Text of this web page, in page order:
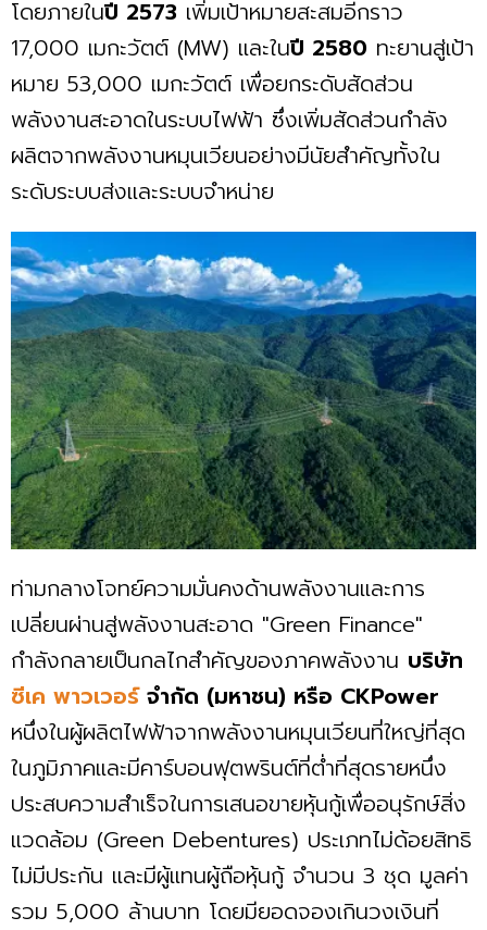
โดยภายในปี 2573 เพิ่มเป้าหมายสะสมอีกราว
17,000 เมกะวัตต์ (MW) และในปี 2580 ทะยานสู่เป้า
หมาย 53,000 เมกะวัตต์ เพื่อยกระดับสัดส่วน
พลังงานสะอาดในระบบไฟฟ้า ซึ่งเพิ่มสัดส่วนกำลัง
ผลิตจากพลังงานหมุนเวียนอย่างมีนัยสำคัญทั้งใน
ระดับระบบส่งและระบบจำหน่าย
ท่ามกลางโจทย์ความมั่นคงด้านพลังงานและการ
เปลี่ยนผ่านสู่พลังงานสะอาด "Green Finance"
กำลังกลายเป็นกลไกสำคัญของภาคพลังงาน บริษัท
ซีเค พาวเวอร์ จำกัด (มหาชน) หรือ CKPower
หนึ่งในผู้ผลิตไฟฟ้าจากพลังงานหมุนเวียนที่ใหญ่ที่สุด
ในภูมิภาคและมีคาร์บอนฟุตพรินต์ที่ต่ำที่สุดรายหนึ่ง
ประสบความสำเร็จในการเสนอขายหุ้นกู้เพื่ออนุรักษ์สิ่ง
แวดล้อม (Green Debentures) ประเภทไม่ด้อยสิทธิ
ไม่มีประกัน และมีผู้แทนผู้ถือหุ้นกู้ จำนวน 3 ชุด มูลค่า
รวม 5,000 ล้านบาท โดยมียอดจองเกินวงเงินที่